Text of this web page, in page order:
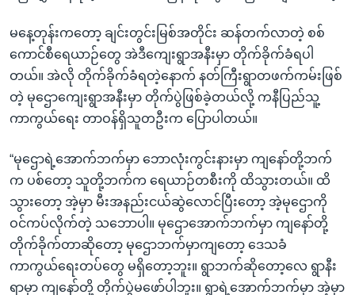
မနေ့တုန်းကတော့ ချင်းတွင်းမြစ်အတိုင်း ဆန်တက်လာတဲ့ စစ်
ကောင်စီရေယာဉ်တွေ အဲဒီကျေးရွာအနီးမှာ တိုက်ခိုက်ခံရပါ
တယ်။ အဲလို တိုက်ခိုက်ခံရတဲ့နောက် နတ်ကြီးရွာတဖက်ကမ်းဖြစ်
တဲ့ မုဌောကျေးရွာအနီးမှာ တိုက်ပွဲဖြစ်ခဲ့တယ်လို့ ကနီပြည်သူ့
ကာကွယ်ရေး တာဝန်ရှိသူတဦးက ပြောပါတယ်။
“မုဌောရဲ့အောက်ဘက်မှာ ဘောလုံးကွင်းနားမှာ ကျနော်တို့ဘက်
က ပစ်တော့ သူတို့ဘက်က ရေယာဉ်တစီးကို ထိသွားတယ်။ ထိ
သွားတော့ အဲ့မှာ မီးအနည်းငယ်ဆွဲလောင်ပြီးတော့ အဲ့မုဌောကို
ဝင်ကပ်လိုက်တဲ့ သဘောပါ။ မုဌောအောက်ဘက်မှာ ကျနော်တို့
တိုက်ခိုက်တာဆိုတော့ မုဌောဘက်မှာကျတော့ ဒေသခံ
ကာကွယ်ရေးတပ်တွေ မရှိတော့ဘူး။ ရွာဘက်ဆိုတော့လေ ရွာနီး
ရာမှာ ကျနော်တို့ တိုက်ပွဲမဖော်ပါဘူး။ ရွာရဲ့အောက်ဘက်မှာ အဲ့မှာ